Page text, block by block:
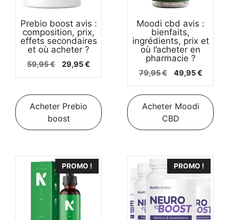
Prebio boost avis :
composition, prix,
effets secondaires
et où acheter ?
59,95€
Le
était :
59,95 €.
29,95€
est :
29,95 €.
Acheter Prebio
boost
Moodi cbd avis :
bienfaits,
ingrédients, prix et
où l’acheter en
pharmacie ?
79,95€
Le
initial
était :
79,95 €.
49,95€Le
actuel
est :
49,95
Acheter Moodi
CBD
PROMO ! PROMO !